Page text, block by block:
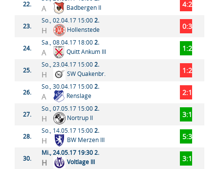
22. A Badbergen II 4:2
23.
So., 02.04.17 15:002.
H Hollenstede 0:3
24.
Sa., 08.04.17 18:002.
A Quitt Ankum III 1:2
25.
So., 23.04.17 15:002.
H SW Quakenbr. 1:2
26.
So., 30.04.17 15:002.
A Renslage 2:1
27.
So., 07.05.17 15:002.
H Nortrup II 3:1
28.
So., 14.05.17 15:002.
H BW Merzen III 5:3
30.
Mi., 24.05.17 19:302.
H Voltlage III 3:1